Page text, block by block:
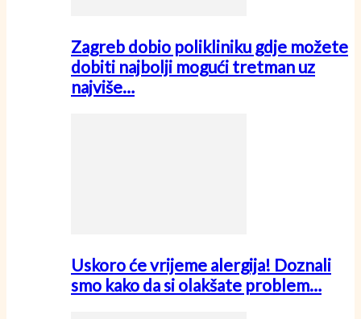
Zagreb dobio polikliniku gdje možete
dobiti najbolji mogući tretman uz
najviše…
Uskoro će vrijeme alergija! Doznali
smo kako da si olakšate problem…